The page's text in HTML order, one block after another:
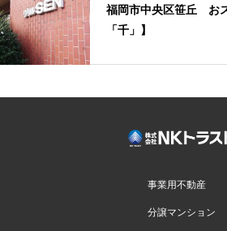
福岡市中央区笹丘 お
「千」】
事業用不動産
分譲マンション